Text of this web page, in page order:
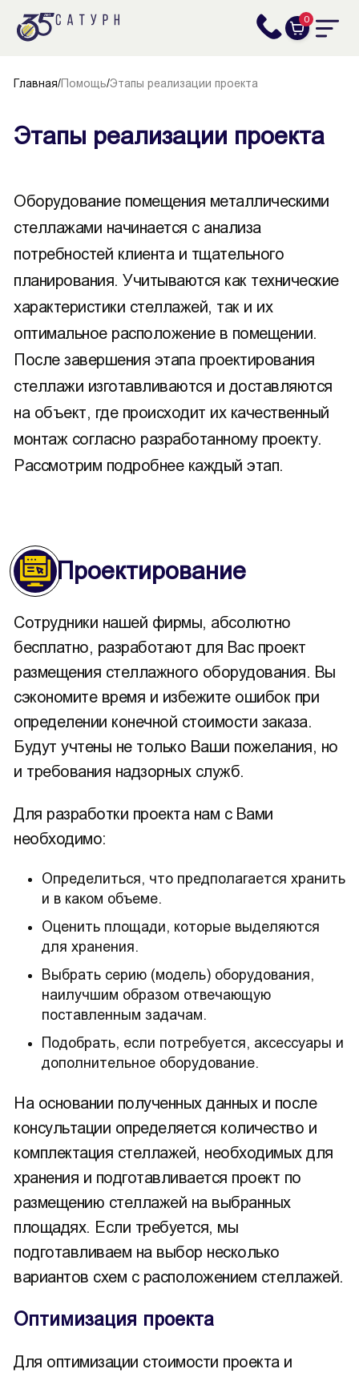
0
Главная/Помощь/Этапы реализации проекта
Этапы реализации проекта
Оборудование помещения металлическими
стеллажами начинается с анализа
потребностей клиента и тщательного
планирования. Учитываются как технические
характеристики стеллажей, так и их
оптимальное расположение в помещении.
После завершения этапа проектирования
стеллажи изготавливаются и доставляются
на объект, где происходит их качественный
монтаж согласно разработанному проекту.
Рассмотрим подробнее каждый этап.
Проектирование
Сотрудники нашей фирмы, абсолютно
бесплатно, разработают для Вас проект
размещения стеллажного оборудования. Вы
сэкономите время и избежите ошибок при
определении конечной стоимости заказа.
Будут учтены не только Ваши пожелания, но
и требования надзорных служб.
Для разработки проекта нам с Вами
необходимо:
Определиться, что предполагается хранить
и в каком объеме.
Оценить площади, которые выделяются
для хранения.
Выбрать серию (модель) оборудования,
наилучшим образом отвечающую
поставленным задачам.
Подобрать, если потребуется, аксессуары и
дополнительное оборудование.
На основании полученных данных и после
консультации определяется количество и
комплектация стеллажей, необходимых для
хранения и подготавливается проект по
размещению стеллажей на выбранных
площадях. Если требуется, мы
подготавливаем на выбор несколько
вариантов схем с расположением стеллажей.
Оптимизация проекта
Для оптимизации стоимости проекта и